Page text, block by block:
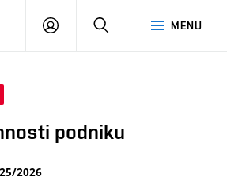
MENU
PŘIHLÁSIT
podniku
2026